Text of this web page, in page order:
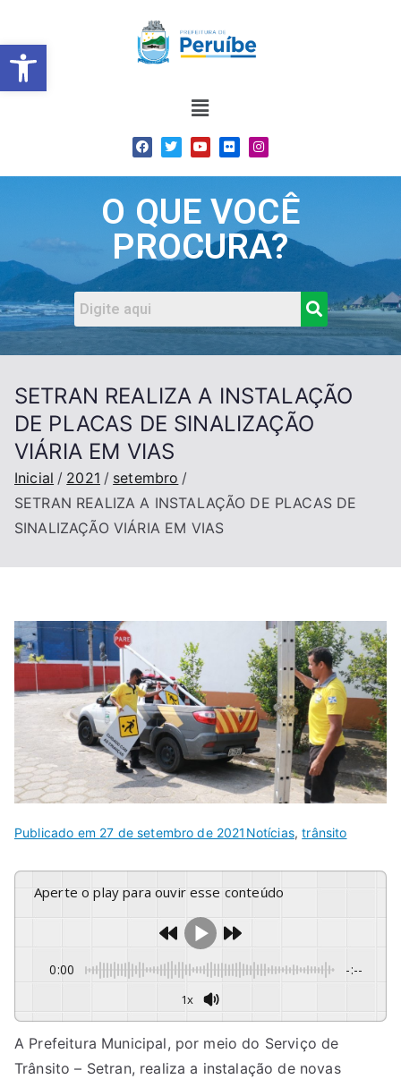
Barra de Ferramentas
O QUE VOCÊ
PROCURA?
SETRAN REALIZA A INSTALAÇÃO
DE PLACAS DE SINALIZAÇÃO
VIÁRIA EM VIAS
Inicial 2021
setembro
SETRAN REALIZA A INSTALAÇÃO DE PLACAS DE
SINALIZAÇÃO VIÁRIA EM VIAS
Publicado em 27 de setembro de 2021 Notícias,trânsito
Aperte o play para ouvir esse conteúdo
0:00 -:--
1x
A Prefeitura Municipal, por meio do Serviço de
Trânsito – Setran, realiza a instalação de novas